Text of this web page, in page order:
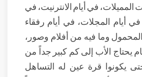
المميلات، في أيام الانترنيت، في
في أيام المجلات، في أيام رفقاء
وما فيه من أفلام وصور،
يحتاج الأب إلى كم كبير جداً من
حتى يكونوا قرة عين له التساهل